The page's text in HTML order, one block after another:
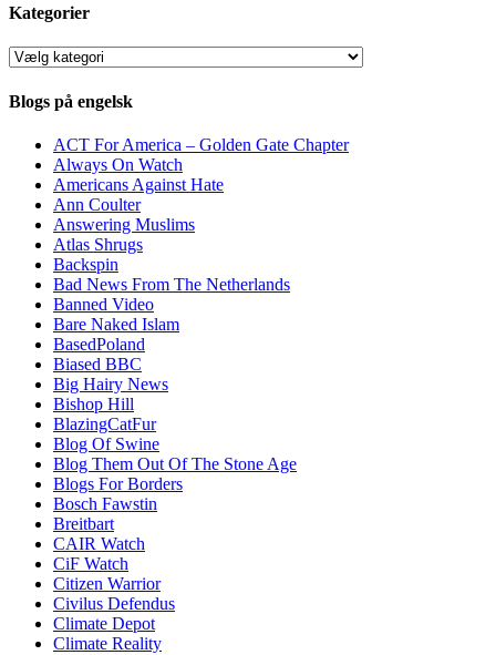
Kategorier
Kategorier
Blogs på engelsk
ACT For America – Golden Gate Chapter
Always On Watch
Americans Against Hate
Ann Coulter
Answering Muslims
Atlas Shrugs
Backspin
Bad News From The Netherlands
Banned Video
Bare Naked Islam
BasedPoland
Biased BBC
Big Hairy News
Bishop Hill
BlazingCatFur
Blog Of Swine
Blog Them Out Of The Stone Age
Blogs For Borders
Bosch Fawstin
Breitbart
CAIR Watch
CiF Watch
Citizen Warrior
Civilus Defendus
Climate Depot
Climate Reality